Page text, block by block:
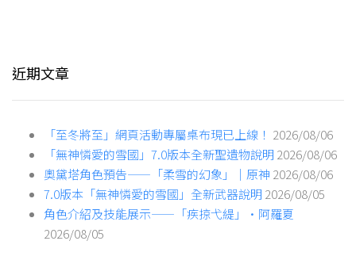
近期文章
「至冬將至」網頁活動專屬桌布現已上線！ 2026/08/06
「無神憐愛的雪國」7.0版本全新聖遺物說明 2026/08/06
奧黛塔角色預告——「柔雪的幻象」｜原神 2026/08/06
7.0版本「無神憐愛的雪國」全新武器說明 2026/08/05
角色介紹及技能展示——「疾掠弋緹」·阿羅夏
2026/08/05